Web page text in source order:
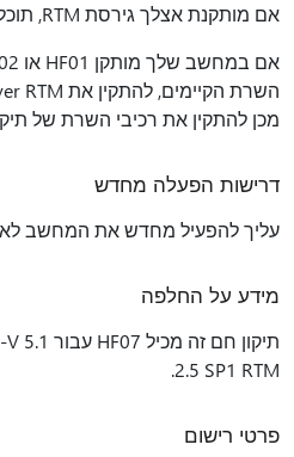
אם מותקנת אצלך גירסת RTM, תוכל להחיל תיקון חם זה ישירות.
מכן להתקין את רכיבי השרת של
דרישות הפעלה מחדש
עליך להפעיל מחדש את המחשב
מידע על החלפה
2.5 SP1 RTM.
פרטי רישום